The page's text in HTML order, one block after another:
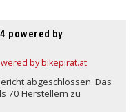
powered by
abgeschlossen. Das
70 Herstellern zu